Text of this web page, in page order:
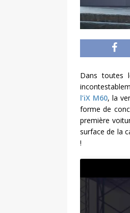
Dans toutes
l’iX M60, la
forme de
première
surface de la
!